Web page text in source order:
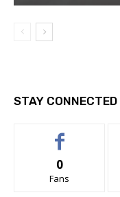
STAY CONNECTED
0
Fans